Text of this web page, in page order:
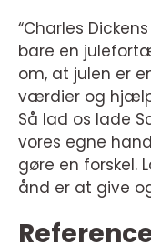
“Charles
bare en
om, at julen er
værdier og
Så lad os lade
vores egne
gøre en forskel.
ånd er at give